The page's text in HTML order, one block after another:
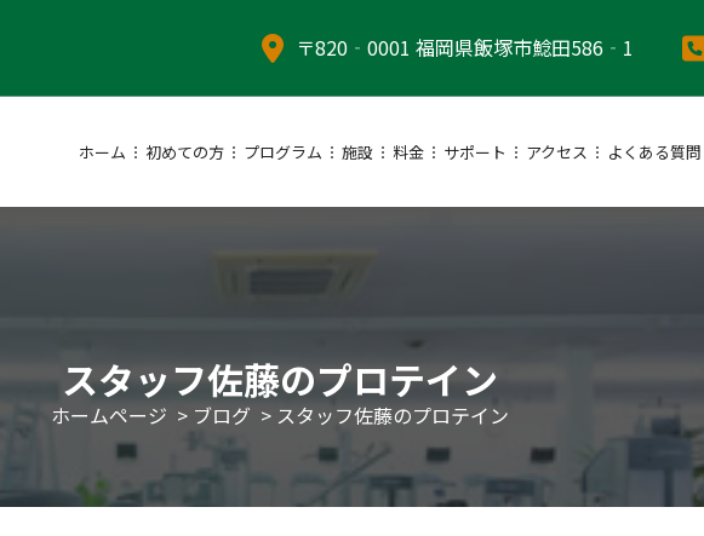
〒820‐0001 福岡県飯塚市鯰田586‐1
ホーム 初めての方 プログラム 施設 料金 サポート アクセス よくある質問
スタッフ佐藤のプロテイン
ホームページ > ブログ > スタッフ佐藤のプロテイン